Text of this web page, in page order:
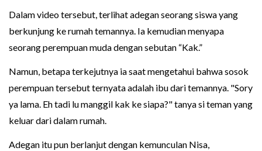
Dalam video tersebut, terlihat adegan seorang siswa yang
berkunjung ke rumah temannya. Ia kemudian menyapa
seorang perempuan muda dengan sebutan “Kak.”
Namun, betapa terkejutnya ia saat mengetahui bahwa sosok
perempuan tersebut ternyata adalah ibu dari temannya. "Sory
ya lama. Eh tadi lu manggil kak ke siapa?" tanya si teman yang
keluar dari dalam rumah.
Adegan itu pun berlanjut dengan kemunculan Nisa,